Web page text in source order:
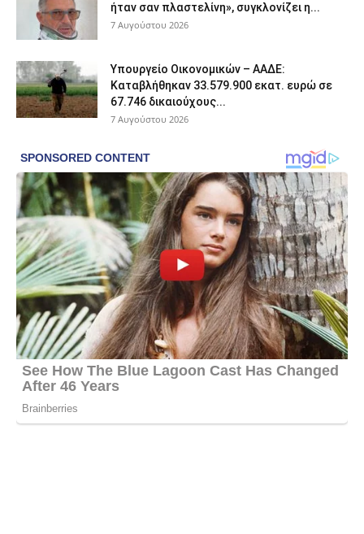
ήταν σαν πλαστελίνη», συγκλονίζει η...
7 Αυγούστου 2026
Υπουργείο Οικονομικών – ΑΑΔΕ:
Καταβλήθηκαν 33.579.900 εκατ. ευρώ σε
67.746 δικαιούχους...
7 Αυγούστου 2026